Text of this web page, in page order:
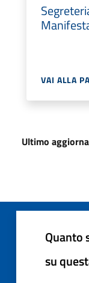
VAI ALLA
Ultimo
Quanto
su